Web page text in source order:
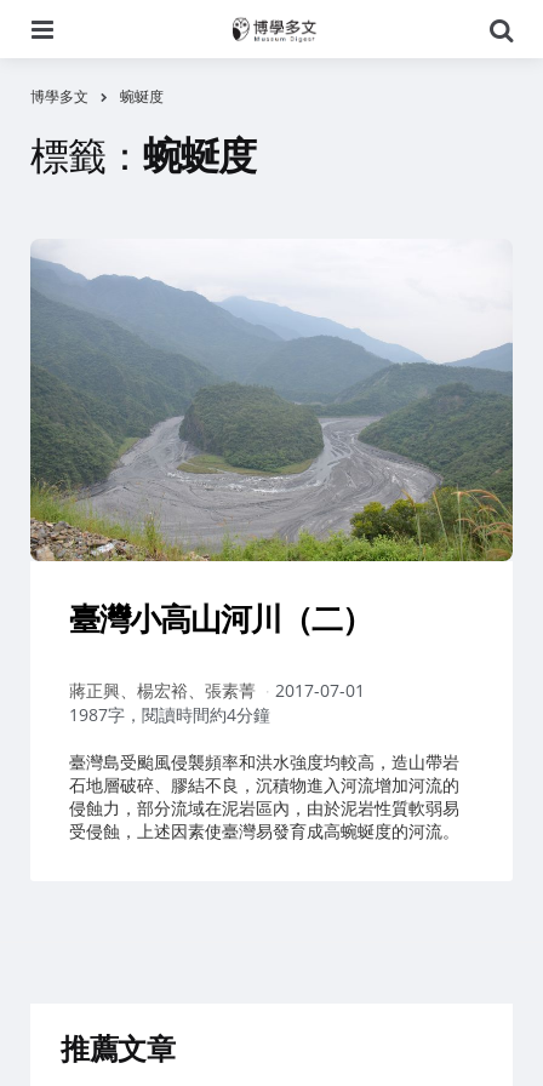
尋
博學多文 蜿蜒度
標籤： 蜿蜒度
臺灣小高山河川（二）
作
者：
蔣正興、楊宏裕、張素菁
2017-07-01
1987字，閱讀時間約4分鐘
臺灣島受颱風侵襲頻率和洪水強度均較高，造山帶岩
石地層破碎、膠結不良，沉積物進入河流增加河流的
侵蝕力，部分流域在泥岩區內，由於泥岩性質軟弱易
受侵蝕，上述因素使臺灣易發育成高蜿蜒度的河流。
推薦文章